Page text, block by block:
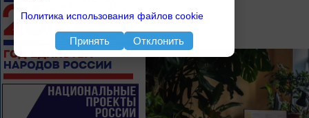
Политика использования файлов cookie
Принять Отклонить